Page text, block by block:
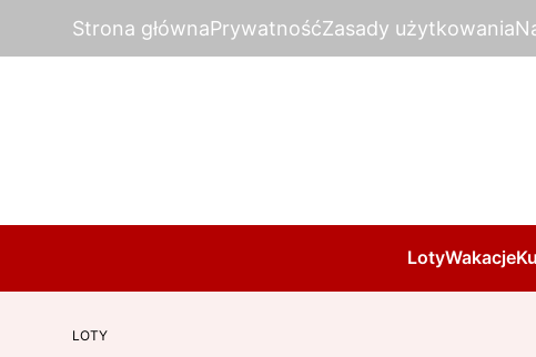
Strona głównaPrywatnośćZasady użytkowania
LotyWakacje
LOTY